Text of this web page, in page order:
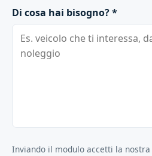
Di cosa hai bisogno? *
Inviando il modulo accetti la nostra